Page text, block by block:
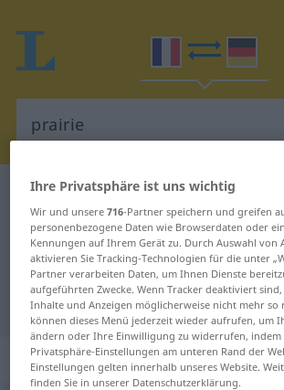
Französisch-Deutsch Wörterbuch
Französisch-Deutsch
für "prairie"
"prairie" Deutsch
„prairie“: féminin
Ihre Privatsphäre ist uns wichtig
Wir und unsere716-Partner speichern und greifen
personenbezogene Daten wie Browserdaten oder
Kennungen auf Ihrem Gerät zu. Durch Auswahl von
aktivieren Sie Tracking-Technologien für die unter
Partner verarbeiten Daten, um Ihnen Dienste
aufgeführten Zwecke. Wenn Tracker deaktiviert
Inhalte und Anzeigen möglicherweise nicht mehr so
können dieses Menü jederzeit wieder aufrufen, um
ändern oder Ihre Einwilligung zu widerrufen, indem
Privatsphäre-Einstellungen am unteren Rand der
Einstellungen gelten innerhalb unseres Website.
finden Sie in unserer Datenschutzerklärung.